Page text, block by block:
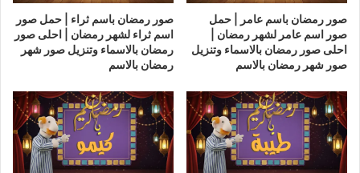
صور رمضان باسم عامر | حمل
صور اسم عامر لشهر رمضان |
احلى صور رمضان بالاسماء وتنزيل
صور شهر رمضان بالاسم
صور رمضان باسم ثراء | حمل صور
اسم ثراء لشهر رمضان | احلى صور
رمضان بالاسماء وتنزيل صور شهر
رمضان بالاسم